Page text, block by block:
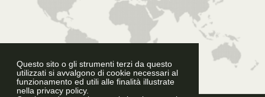
Questo sito o gli strumenti terzi da questo
utilizzati si avvalgono di cookie necessari al
funzionamento ed utili alle finalità illustrate
nella privacy policy.